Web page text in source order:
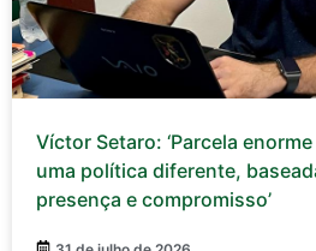
Víctor Setaro: ‘Parcela
uma política diferente,
presença e compromisso’